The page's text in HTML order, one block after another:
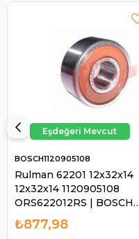
Rulman 62201 12x32x14
12x32x14 1120905108
ORS622012RS | BOSCH
BOSCH1120905108
₺877,98